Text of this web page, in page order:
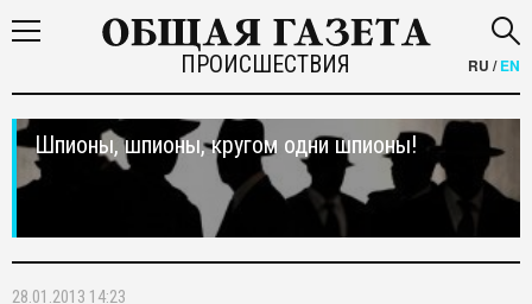
ПРОИСШЕСТВИЯ RU /EN
Шпионы, шпионы, кругом одни шпионы!
28.01.2013 14:23